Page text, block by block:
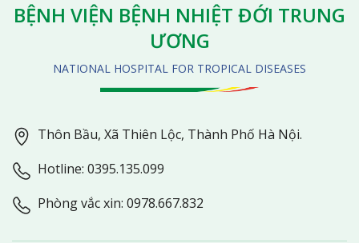
BỆNH VIỆN BỆNH NHIỆT ĐỚI TRUNG
ƯƠNG
NATIONAL HOSPITAL FOR TROPICAL DISEASES
Thôn Bầu, Xã Thiên Lộc, Thành Phố Hà Nội.
Hotline: 0395.135.099
Phòng vắc xin: 0978.667.832